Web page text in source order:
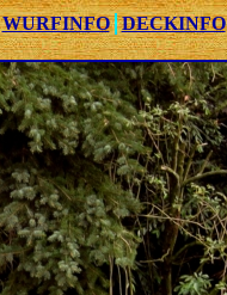
WURFINFO DECKINFO